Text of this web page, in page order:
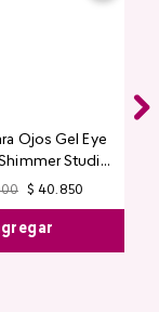
Look
$ 40.850